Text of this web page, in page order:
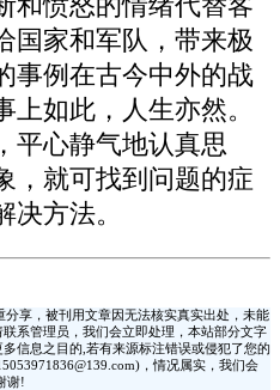
和愤怒的情绪代替客
国家和军队，带来极
事例在古今中外的战
如此，人生亦然。
平心静气地认真思
，就可找到问题的症
方法。
分享，被刊用文章因无法核实真实出处，未能
系管理员，我们会立即处理，本站部分文字
信息之目的,若有来源标注错误或侵犯了您的
，情况属实，我们会
谢!